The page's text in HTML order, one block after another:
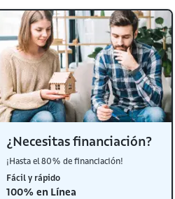
¿Necesitas financiación?
¡Hasta el 80% de financiación!
Fácil y rápido
100% en Línea